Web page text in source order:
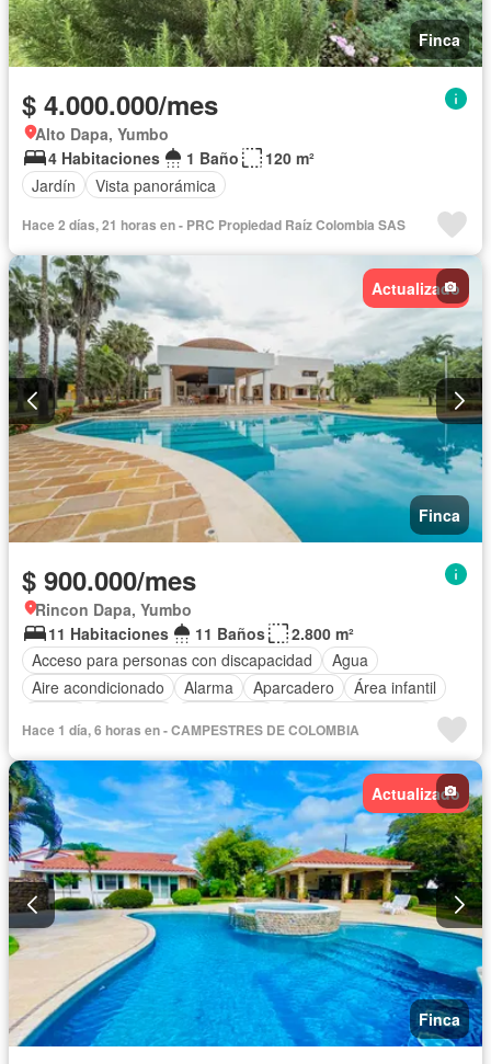
Finca
$ 4.000.000/mes
Alto Dapa, Yumbo
4 Habitaciones
1 Baño
120 m²
Jardín
Vista panorámica
Hace 2 días, 21 horas en - PRC Propiedad Raíz Colombia SAS
Actualizado
Finca
$ 900.000/mes
Rincon Dapa, Yumbo
11 Habitaciones
11 Baños
2.800 m²
Acceso para personas con discapacidad
Agua
Aire acondicionado
Alarma Aparcadero
Área infantil
Chimenea
Cocina amoblada
Cocina integral
Cuarto de servicio
Depósito Electricidad
Gas natural
Gimnasio
Internet Jacuzzi Jardín Estudio
Patio
Piscina
Vigilante Sauna
Seguridad privada
Tanque de agua
Terraza Vista panorámica
Wifi
Permite mascotas
Permite niños Solo familias
Hace 1 día, 6 horas en - CAMPESTRES DE COLOMBIA
Actualizado
Finca